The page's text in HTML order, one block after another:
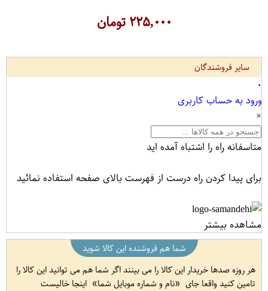
۲۲۵,۰۰۰تومان
سایر فروشندگان
۰
ورود به حساب کاربری
×
متاسفانه راه را اشتباه آمده اید
برای پیدا کردن راه درست از فهرست بالای صفحه استفاده نمائید
مشاهده بیشتر
شما هم فروشنده این کالا شوید
هر روزه صدها خریدار این کالا را می بینند اگر شما هم می توانید این کالا را
تامین کنید واقعا جای
نام و شماره موبایل شما اینجا خالیست